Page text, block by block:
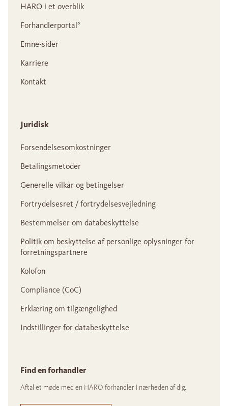
HARO i et overblik
Forhandlerportal°
Emne-sider
Karriere
Kontakt
Juridisk
Forsendelsesomkostninger
Betalingsmetoder
Generelle vilkår og betingelser
Fortrydelsesret / fortrydelsesvejledning
Bestemmelser om databeskyttelse
Politik om beskyttelse af personlige oplysninger for
forretningspartnere
Kolofon
Compliance (CoC)
Erklæring om tilgængelighed
Indstillinger for databeskyttelse
Find en forhandler
Aftal et møde med en HARO forhandler i nærheden af dig.